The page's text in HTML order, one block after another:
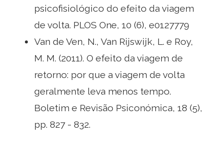
psicofisiológico do efeito da viagem
de volta. PLOS One, 10 (6), e0127779
Van de Ven, N., Van Rijswijk, L. e Roy,
M. M. (2011). O efeito da viagem de
retorno: por que a viagem de volta
geralmente leva menos tempo.
Boletim e Revisão Psiconómica, 18 (5),
pp. 827 - 832.